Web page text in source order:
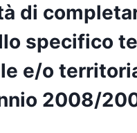
di
specifico
e/o
2008/